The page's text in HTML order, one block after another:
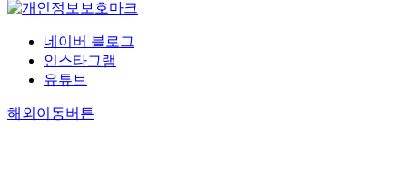
네이버 블로그
인스타그램
유튜브
해외이동버튼